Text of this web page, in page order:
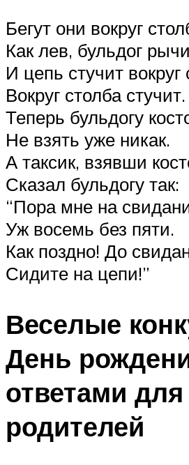
Бегут они вокруг
Как лев, бульдог
И цепь стучит вокруг
Вокруг столба стучит.
Теперь бульдогу
Не взять уже никак.
А таксик, взявши
Сказал бульдогу так:
“Пора мне на
Уж восемь без пяти.
Как поздно! До
Сидите на цепи!”
Веселые
День
ответами для
родителей